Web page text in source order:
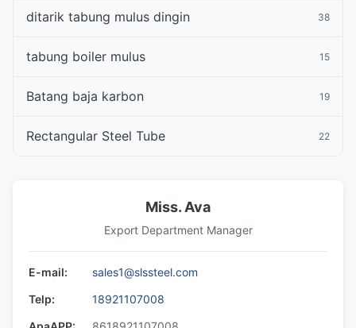
ditarik tabung mulus dingin 38
tabung boiler mulus 15
Batang baja karbon 19
Rectangular Steel Tube 22
Miss. Ava
Export Department Manager
E-mail:
sales1@slssteel.com
Telp:
18921107008